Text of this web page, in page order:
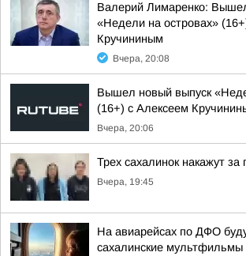
Валерий Лимаренко:
«Недели на островах»
Кручининым
Вчера, 20:08
Вышел новый выпуск
(16+) с Алексеем
Вчера, 20:06
Трех сахалинок накажут за
Вчера, 19:45
На авиарейсах по ДФО
сахалинские мультфильмы